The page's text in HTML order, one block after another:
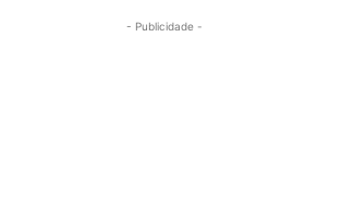
- Publicidade -